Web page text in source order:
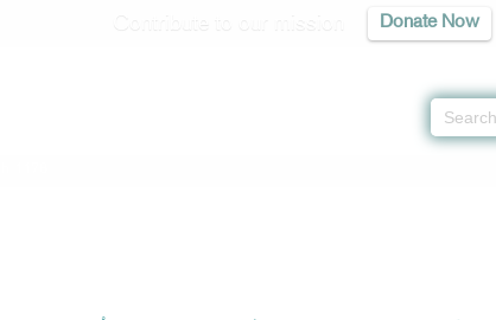
Donate Now